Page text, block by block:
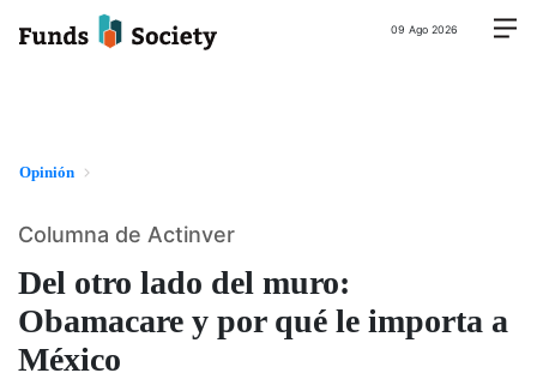
09 Ago 2026
Opinión
Del otro lado del muro:
Obamacare y por qué le importa a
México
Columna de Actinver